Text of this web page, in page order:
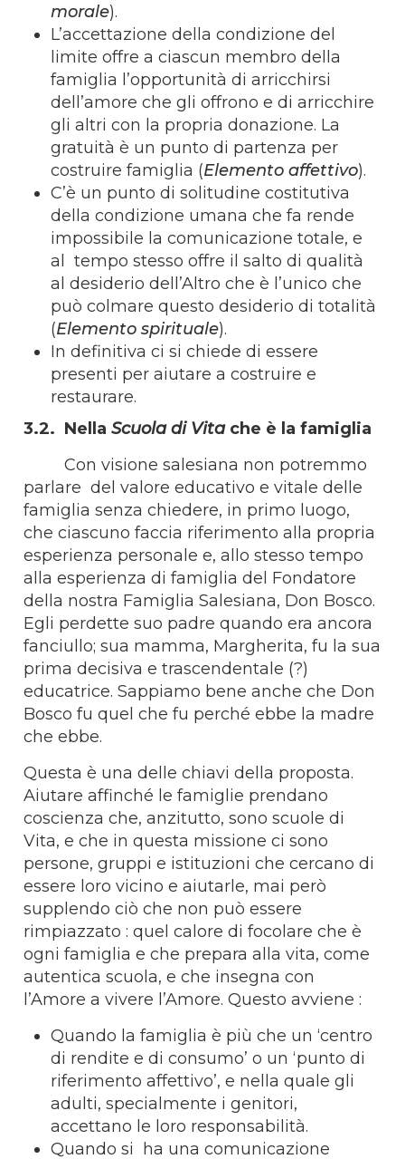
morale).
L’accettazione della condizione del
limite offre a ciascun membro della
famiglia l’opportunità di arricchirsi
dell’amore che gli offrono e di arricchire
gli altri con la propria donazione. La
gratuità è un punto di partenza per
costruire famiglia (Elemento affettivo).
C’è un punto di solitudine costitutiva
della condizione umana che fa rende
impossibile la comunicazione totale, e
al tempo stesso offre il salto di qualità
al desiderio dell’Altro che è l’unico che
può colmare questo desiderio di totalità
(Elemento spirituale).
In definitiva ci si chiede di essere
presenti per aiutare a costruire e
restaurare.
3.2. NellaScuola di Vitache è la famiglia
Con visione salesiana non potremmo
parlare del valore educativo e vitale delle
famiglia senza chiedere, in primo luogo,
che ciascuno faccia riferimento alla propria
esperienza personale e, allo stesso tempo
alla esperienza di famiglia del Fondatore
della nostra Famiglia Salesiana, Don Bosco.
Egli perdette suo padre quando era ancora
fanciullo; sua mamma, Margherita, fu la sua
prima decisiva e trascendentale (?)
educatrice. Sappiamo bene anche che Don
Bosco fu quel che fu perché ebbe la madre
che ebbe.
Questa è una delle chiavi della proposta.
Aiutare affinché le famiglie prendano
coscienza che, anzitutto, sono scuole di
Vita, e che in questa missione ci sono
persone, gruppi e istituzioni che cercano di
essere loro vicino e aiutarle, mai però
supplendo ciò che non può essere
rimpiazzato : quel calore di focolare che è
ogni famiglia e che prepara alla vita, come
autentica scuola, e che insegna con
l’Amore a vivere l’Amore. Questo avviene :
Quando la famiglia è più che un ‘centro
di rendite e di consumo’ o un ‘punto di
riferimento affettivo’, e nella quale gli
adulti, specialmente i genitori,
accettano le loro responsabilità.
Quando si ha una comunicazione